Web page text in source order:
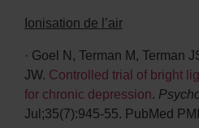
Ionisation de l’air
· Goel N, Terman M, Terman
JW. Controlled trial of bright
for chronic depression.
Jul;35(7):945-55. PubMed